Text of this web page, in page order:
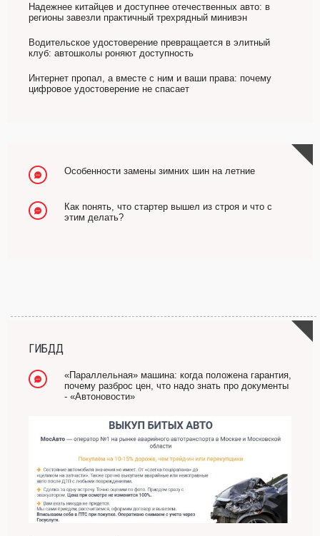
Надежнее китайцев и доступнее отечественных авто: в
регионы завезли практичный трехрядный минивэн
Водительское удостоверение превращается в элитный
клуб: автошколы роняют доступность
Интернет пропал, а вместе с ним и ваши права: почему
цифровое удостоверение не спасает
Особенности замены зимних шин на летние
Как понять, что стартер вышел из строя и что с
этим делать?
ГИБДД
«Параллельная» машина: когда положена гарантия,
почему разброс цен, что надо знать про документы
- «Автоновости»